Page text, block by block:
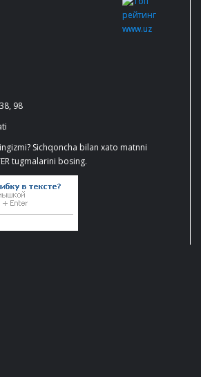
98
Sichqoncha bilan xato matnni
tugmalarini bosing.